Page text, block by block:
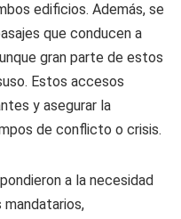
edificios. Además, se
que conducen a
gran parte de estos
Estos accesos
y asegurar la
de conflicto o crisis.
a la necesidad
mandatarios,